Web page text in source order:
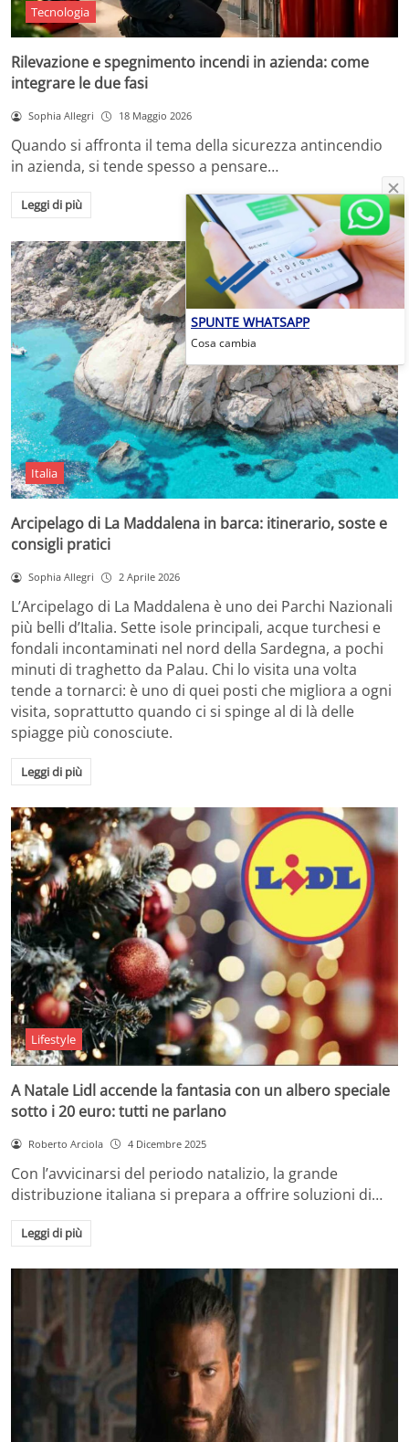
Tecnologia
Rilevazione e spegnimento incendi in azienda: come
integrare le due fasi
Sophia Allegri 18 Maggio 2026
Quando si affronta il tema della sicurezza antincendio
in azienda, si tende spesso a pensare…
Leggi di più
Italia
Arcipelago di La Maddalena in barca: itinerario, soste e
consigli pratici
Sophia Allegri 2 Aprile 2026
L’Arcipelago di La Maddalena è uno dei Parchi Nazionali
più belli d’Italia. Sette isole principali, acque turchesi e
fondali incontaminati nel nord della Sardegna, a pochi
minuti di traghetto da Palau. Chi lo visita una volta
tende a tornarci: è uno di quei posti che migliora a ogni
visita, soprattutto quando ci si spinge al di là delle
spiagge più conosciute.
Leggi di più
Lifestyle
A Natale Lidl accende la fantasia con un albero speciale
sotto i 20 euro: tutti ne parlano
Roberto Arciola 4 Dicembre 2025
Con l’avvicinarsi del periodo natalizio, la grande
distribuzione italiana si prepara a offrire soluzioni di…
Leggi di più
SPUNTE WHATSAPP
Cosa cambia